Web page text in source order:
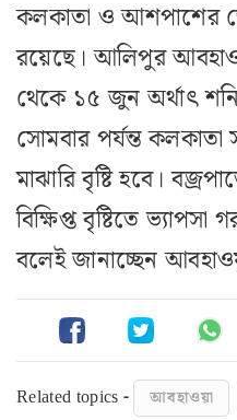
কলকাতা ও আশপাশের
রয়েছে। আলিপুর
থেকে ১৫ জুন অর্থাৎ
সোমবার পর্যন্ত কলকাতা
মাঝারি বৃষ্টি হবে।
বিক্ষিপ্ত বৃষ্টিতে
বলেই জানাচ্ছেন
Related topics - আবহাওয়া